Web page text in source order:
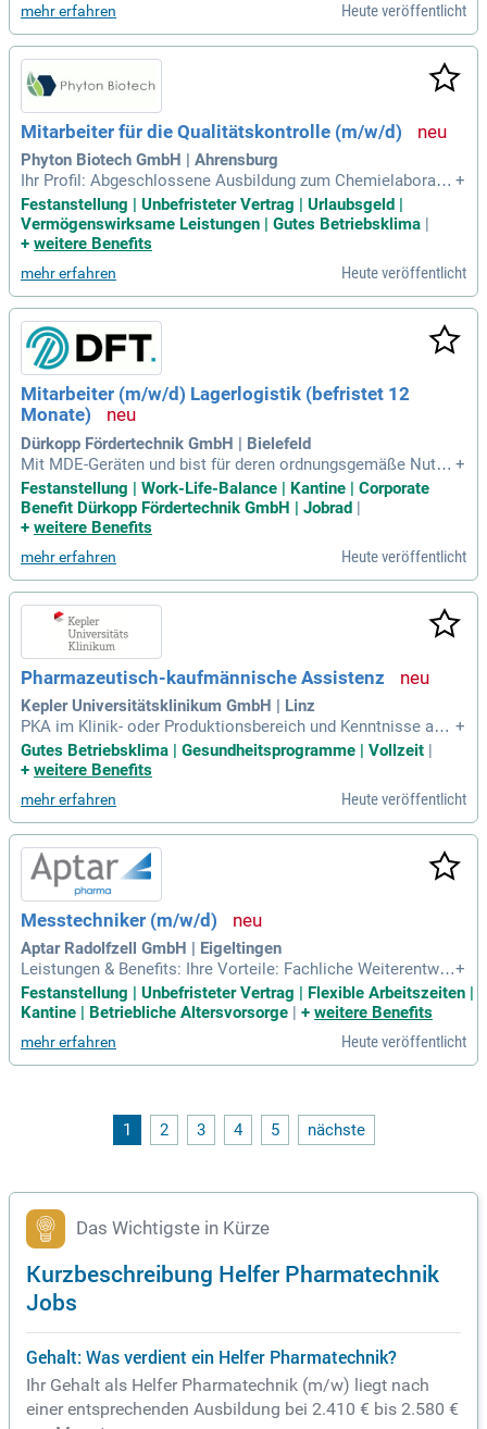
ußerst angenehmes und wertschätzendes Betriebsklima; Att
raktive Benefits für Mitarbeiter
mehr erfahren Heute veröffentlicht
Mitarbeiter für die Qualitätskontrolle (m/w/d)
Phyton Biotech GmbH | Ahrensburg
Ihr Profil: Abgeschlossene Ausbildung zum Chemielaborant
en (m/w/d), CTA (m/w/d) oder vergleichbare Qualifikation;
Mehrjährige einschlägige Berufserfahrung im analytischen U
mfeld; Kenntnisse chromatographischer Analyseverfahren, i
+
Festanstellung | Unbefristeter Vertrag | Urlaubsgeld |
Vermögenswirksame Leistungen | Gutes Betriebsklima
+ weitere Benefits
mehr erfahren Heute veröffentlicht
Mitarbeiter (m/w/d) Lagerlogistik (befristet 12
Monate)
Dürkopp Fördertechnik GmbH | Bielefeld
Mit MDE-Geräten und bist für deren ordnungsgemäße Nutzu
ng zuständig; Du führst allgemeine Lagertätigkeiten gewisse
nhaft und effizient durch; Du übernimmst den innerbetrieblic
hen Transport von Waren und Materialien.
+
Festanstellung | Work-Life-Balance | Kantine | Corporate
Benefit Dürkopp Fördertechnik GmbH | Jobrad |
+ weitere Benefits
mehr erfahren Heute veröffentlicht
Pharmazeutisch-kaufmännische Assistenz
Kepler Universitätsklinikum GmbH | Linz
PKA im Klinik- oder Produktionsbereich und Kenntnisse aus
dem Bereich der Warenlogistik (SAP, mobile Kommissionier
ung) erwünscht; vernetztes Wissen aus dem Gesundheitsber
rteil.
+
Gutes Betriebsklima | Gesundheitsprogramme | Vollzeit |
+ weitere Benefits
mehr erfahren Heute veröffentlicht
Messtechniker (m/w/d)
Aptar Radolfzell GmbH | Eigeltingen
Leistungen & Benefits: Ihre Vorteile: Fachliche Weiterentwic
klung und Karriereplanung; Flexible Arbeitszeiten, 30 Tage Ur
laub; Mitarbeitergewinnbeteiligung; Firmenfitness, Mitarbeit
enevents.
+
Festanstellung | Unbefristeter Vertrag | Flexible Arbeitszeiten |
Kantine | Betriebliche Altersvorsorge
+ weitere Benefits
mehr erfahren Heute veröffentlicht
1 2 3 4 5 nächste
Das Wichtigste in Kürze
Kurzbeschreibung Helfer Pharmatechnik
Jobs
Gehalt: Was verdient ein Helfer Pharmatechnik?
Ihr Gehalt als Helfer Pharmatechnik (m/w) liegt nach
einer entsprechenden Ausbildung bei 2.410 € bis 2.580 €